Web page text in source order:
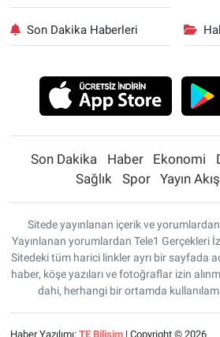
Son Dakika Haberleri
Son Dakika Haber Ekonomi
Sağlık
Spor Yayın
Sitede yayınlanan içerik ve
Yayınlanan yorumlardan Tele1 Gerçekleri
Sitedeki tüm harici linkler ayrı bir sayfada
haber, köşe yazıları ve fotoğraflar izin
dahi, herhangi bir ortamda
Haber Yazılımı: TE Bilişim| Copyright © 2026